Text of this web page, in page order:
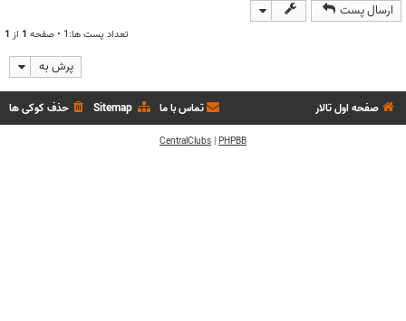
ارسال پست
تعداد پست ها:1 • صفحه 1 از 1
پرش به
صفحه اول تالار حذف کوکی ها Sitemap تماس با ما
PHPBB
|
CentralClubs